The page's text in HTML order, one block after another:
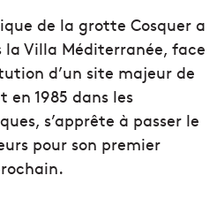
de la grotte Cosquer a
Villa Méditerranée, face
d’un site majeur de
1985 dans les
, s’apprête à passer le
pour son premier